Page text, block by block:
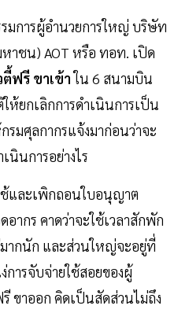
รมการผู้อำนวยการใหญ่ บริษัท
าชน) AOT หรือ ทอท. เปิด
ตี้ฟรี ขาเข้าใน 6 สนามบิน
ห้ยกเลิกการดำเนินการเป็น
รมศุลกากรแจ้งมาก่อนว่าจะ
นินการอย่างไร
ช้และเพิกถอนใบอนุญาต
ากร คาดว่าจะใช้เวลาสักพัก
ากนัก และส่วนใหญ่จะอยู่ที่
ารจับจ่ายใช้สอยของผู้
ขาออก คิดเป็นสัดส่วนไม่ถึง